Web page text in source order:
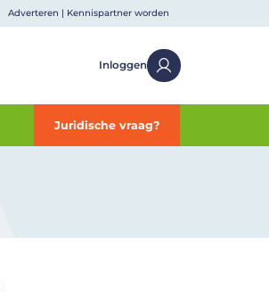
Adverteren | Kennispartner worden
Inloggen
Juridische vraag?